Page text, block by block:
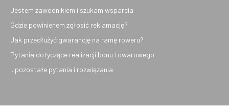
Jestem zawodnikiem i szukam wsparcia
Gdzie powinienem zgłosić reklamację?
Jak przedłużyć gwarancję na ramę roweru?
Pytania dotyczące realizacji bonu towarowego
...pozostałe pytania i rozwiązania